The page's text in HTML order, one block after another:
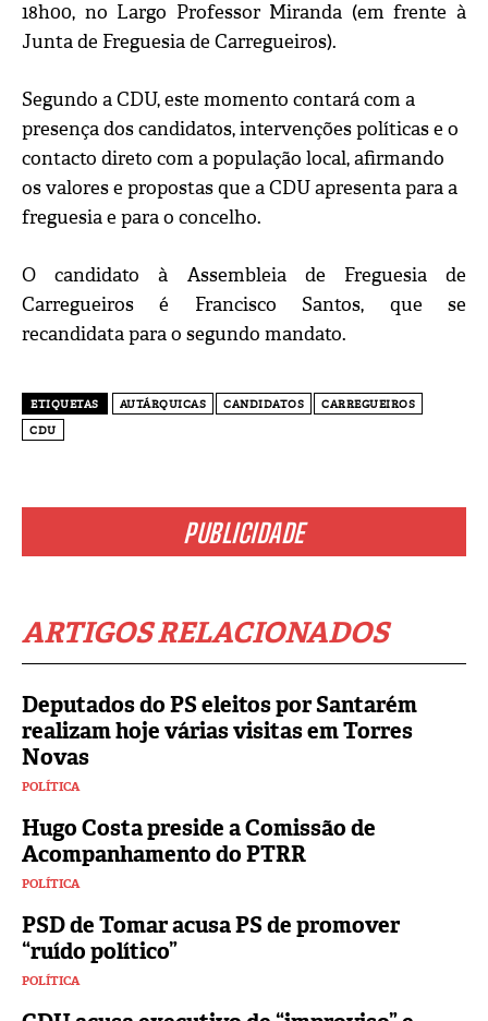
PUBLICIDADE
ARTIGOS RELACIONADOS
Deputados do PS eleitos por Santarém
realizam hoje várias visitas em Torres
Novas
POLÍTICA
Hugo Costa preside a Comissão de
Acompanhamento do PTRR
POLÍTICA
PSD de Tomar acusa PS de promover
“ruído político”
POLÍTICA
18h00, no Largo Professor Miranda (em frente à
Junta de Freguesia de Carregueiros).
Segundo a CDU, este momento contará com a
presença dos candidatos, intervenções políticas e o
contacto direto com a população local, afirmando
os valores e propostas que a CDU apresenta para a
freguesia e para o concelho.
O candidato à Assembleia de Freguesia de
Carregueiros é Francisco Santos, que se
recandidata para o segundo mandato.
ETIQUETAS AUTÁRQUICAS CANDIDATOS
CARREGUEIROS
CDU